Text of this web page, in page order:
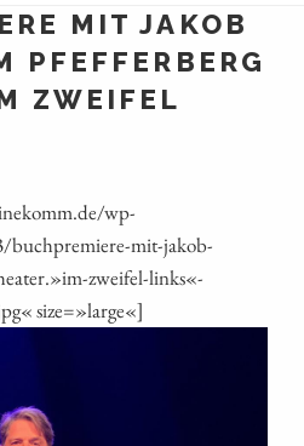
MIT JAKOB
PFEFFERBERG
ZWEIFEL
wp-
mit-jakob-
zweifel-links«-
size=»large«]